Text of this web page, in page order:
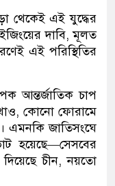
থেকেই এই যুদ্ধের
দাবি, মূলত
এই পরিস্থিতির
আন্তর্জাতিক চাপ
কোনো ফোরামে
এমনকি জাতিসংঘে
হয়েছে—সেসবের
চীন, নয়তো